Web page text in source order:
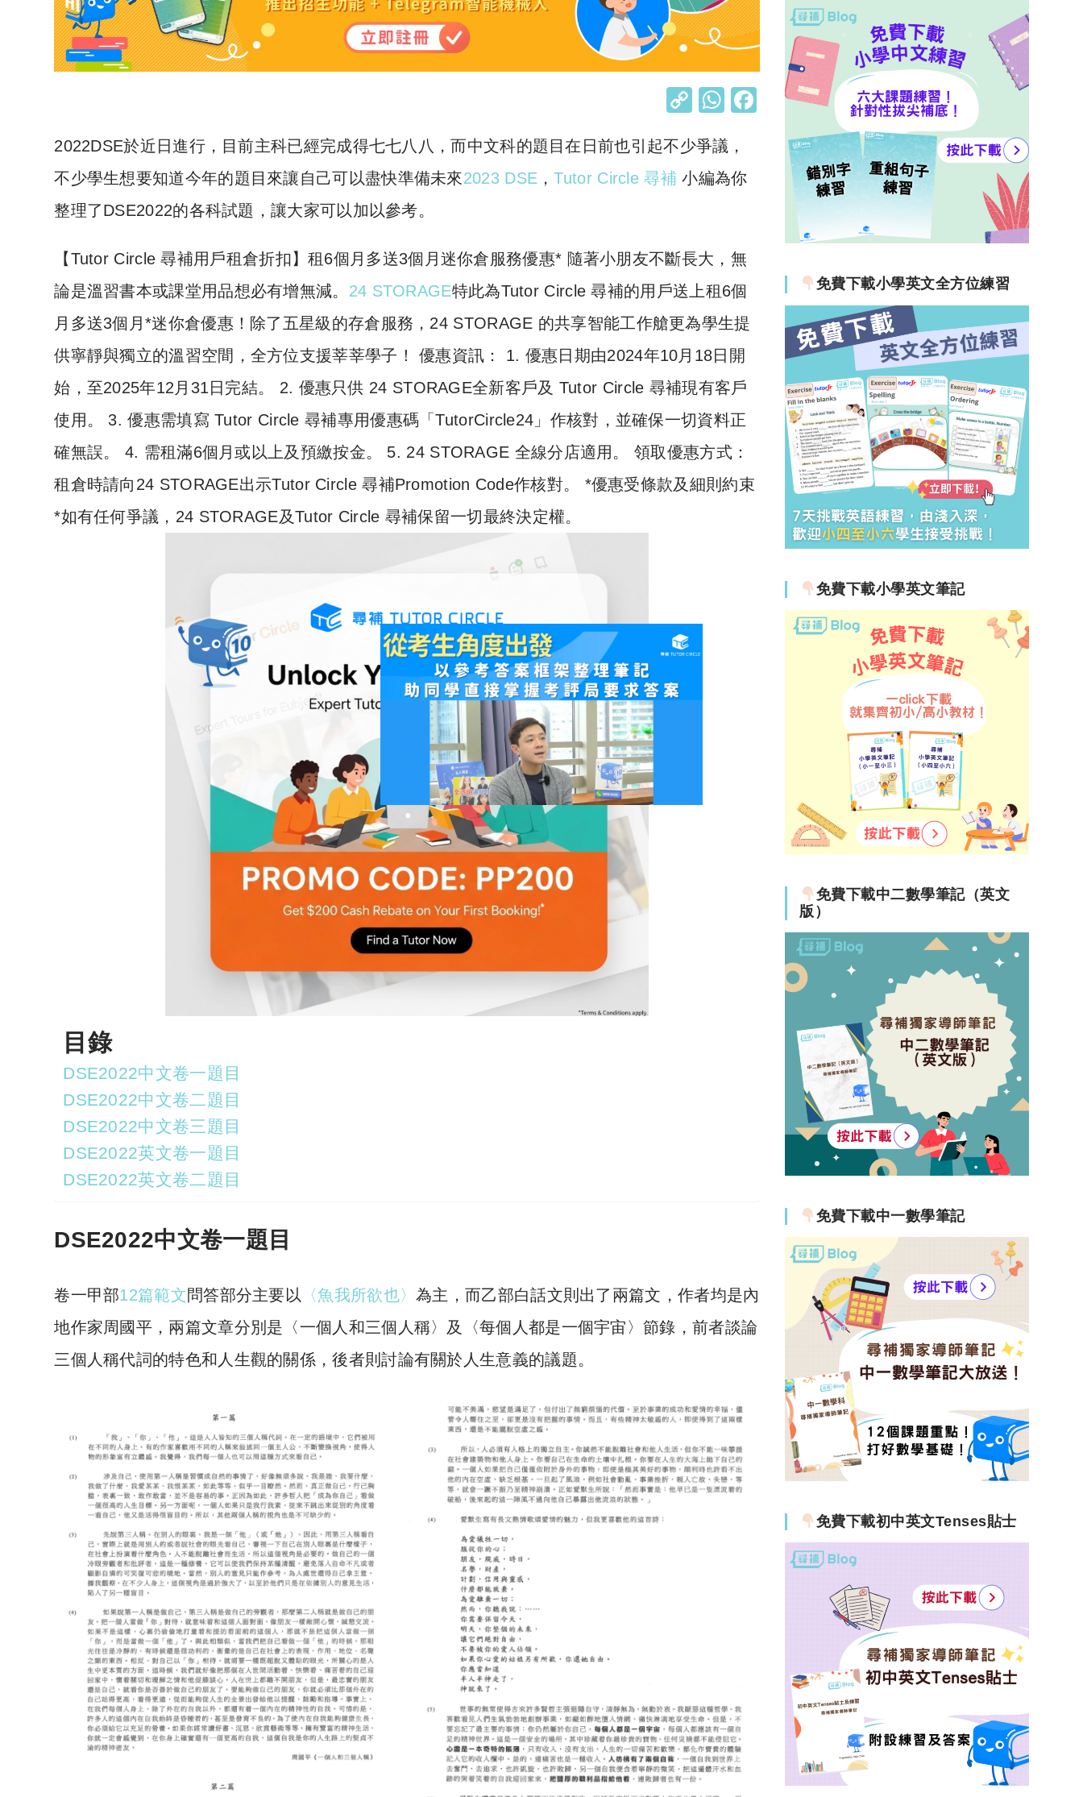
C
p
y
k
W
at
s
p
2022DSE於近日進行，目前主科已經完成得七七八八，而中文科的題目在日前也引起不少爭議，
不少學生想要知道今年的題目來讓自己可以盡快準備未來2023 DSE ，Tutor Circle 尋補 小編為你
整理了DSE2022的各科試題，讓大家可以加以參考。
​【Tutor Circle 尋補用戶租倉折扣】租6個月多送3個月迷你倉服務優惠* 隨著小朋友不斷長大，無
論是溫習書本或課堂用品想必有增無減。 24 STORAGE特此為Tutor Circle 尋補的用戶送上租6個
月多送3個月*迷你倉優惠！除了五星級的存倉服務，24 STORAGE 的共享智能工作艙更為學生提
供寧靜與獨立的溫習空間，全方位支援莘莘學子！ 優惠資訊： 1. 優惠日期由2024年10月18日開
始，至2025年12月31日完結。 2. 優惠只供 24 STORAGE全新客戶及 Tutor Circle 尋補現有客戶
使用。 3. 優惠需填寫 Tutor Circle 尋補專用優惠碼「TutorCircle24」作核對，並確保一切資料正
確無誤。 4. 需租滿6個月或以上及預繳按金。 5. 24 STORAGE 全線分店適用。 領取優惠方式：
租倉時請向24 STORAGE出示Tutor Circle 尋補Promotion Code作核對。 *優惠受條款及細則約束
*如有任何爭議，24 STORAGE及Tutor Circle 尋補保留一切最終決定權。
目錄
DSE2022中文卷一題目
DSE2022中文卷二題目
DSE2022中文卷三題目
DSE2022英文卷一題目
DSE2022英文卷二題目
DSE2022中文卷一題目
卷一甲部12篇範文問答部分主要以 〈魚我所欲也〉為主，而乙部白話文則出了兩篇文，作者均是內
地作家周國平，兩篇文章分別是〈一個人和三個人稱〉及〈每個人都是一個宇宙〉節錄，前者談論
三個人稱代詞的特色和人生觀的關係，後者則討論有關於人生意義的議題。
免費下載小學英文全方位練習
免費下載小學英文筆記
免費下載中二數學筆記（英文
版）
免費下載中一數學筆記
免費下載初中英文Tenses貼士